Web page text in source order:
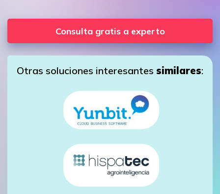
Consulta gratis a experto
Otras soluciones interesantes similares: